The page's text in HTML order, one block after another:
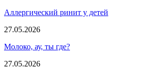
Аллергический ринит у детей
27.05.2026
Молоко, ау, ты где?
27.05.2026